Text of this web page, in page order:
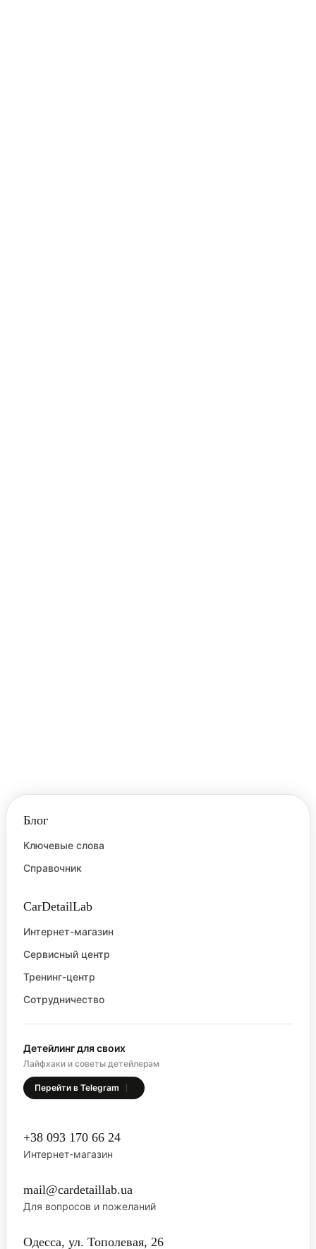
+38 093 170 66 24
Интернет-магазин
mail@cardetaillab.ua
Для вопросов и пожеланий
Одесса, ул. Тополевая, 26
Блог
Ключевые слова
Справочник
CarDetailLab
Интернет-магазин
Сервисный центр
Тренинг-центр
Сотрудничество
Детейлинг для своих
Лайфхаки и советы детейлерам
Перейти в Telegram